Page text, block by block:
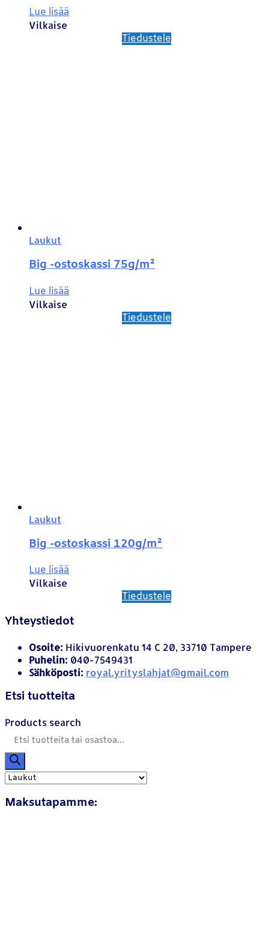
Lue lisää
Vilkaise
Tiedustele
Laukut
Big -ostoskassi 75g/m²
Lue lisää
Vilkaise
Tiedustele
Laukut
Big -ostoskassi 120g/m²
Lue lisää
Vilkaise
Tiedustele
Yhteystiedot
Osoite: Hikivuorenkatu 14 C 20, 33710 Tampere
Puhelin: 040-7549431
Sähköposti: royal.yrityslahjat@gmail.com
Etsi tuotteita
Products search
Maksutapamme: